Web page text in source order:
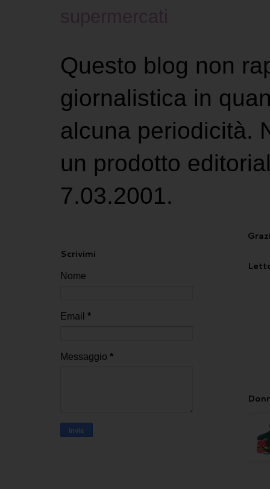
Questo blog non
giornalistica in
alcuna periodicità.
un prodotto
7.03.2001.
Scrivimi
Nome
Email *
Messaggio *